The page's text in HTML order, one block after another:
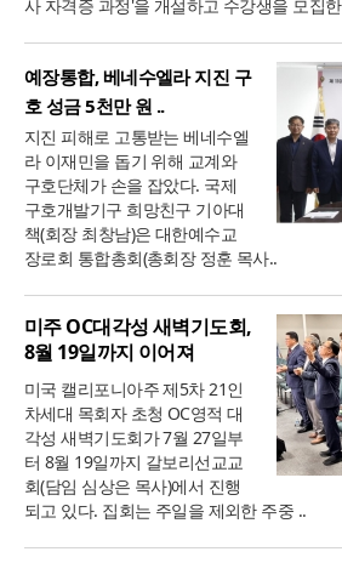
사 자격증 과정'을 개설하고 수강생을 모집
예장통합, 베네수엘라 지진 구
호 성금 5천만 원 ..
지진 피해로 고통받는 베네수엘
라 이재민을 돕기 위해 교계와
구호단체가 손을 잡았다. 국제
구호개발기구 희망친구 기아대
책(회장 최창남)은 대한예수교
장로회 통합총회(총회장 정훈 목사..
미주 OC대각성 새벽기도회,
8월 19일까지 이어져
미국 캘리포니아주 제5차 21인
차세대 목회자 초청 OC영적 대
각성 새벽기도회가 7월 27일부
터 8월 19일까지 갈보리선교교
회(담임 심상은 목사)에서 진행
되고 있다. 집회는 주일을 제외한 주중 ..